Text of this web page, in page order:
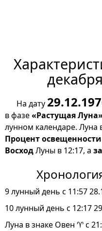
На дату
в фазе«Растущая
лунном календаре. Луна
Процент освещенности
ВосходЛуны в 12:17, а
9 лунный день с 11:57
10 лунный день с 12:17
Луна в знаке Овен ♈ с